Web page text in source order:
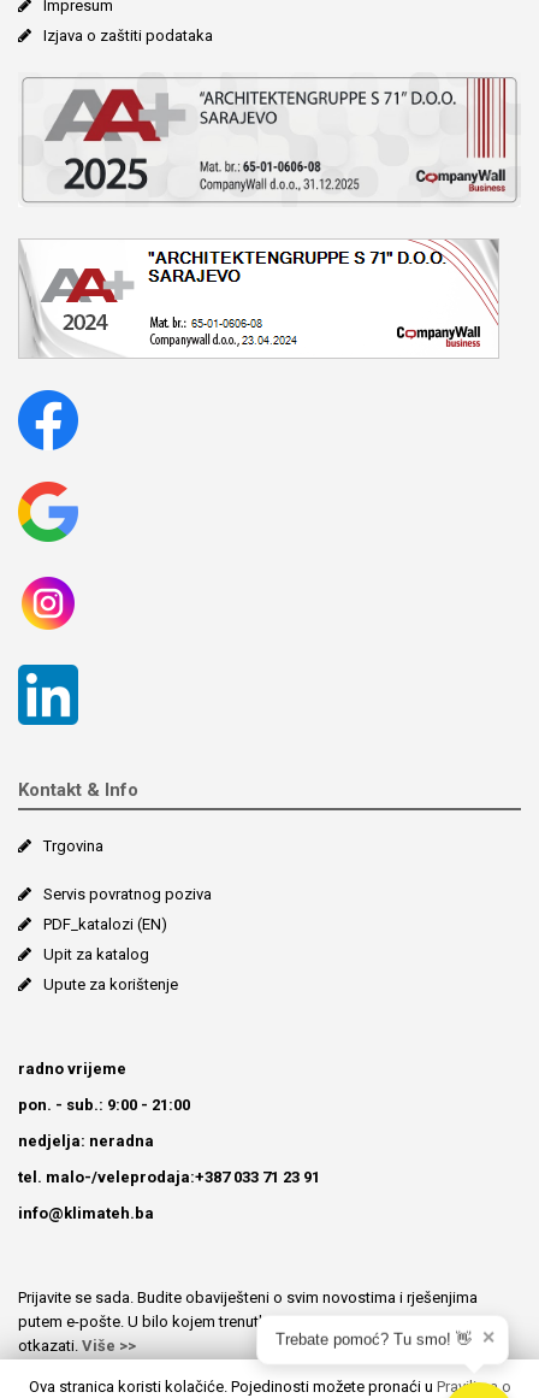
Impresum
Izjava o zaštiti podataka
Kontakt & Info
Trgovina
Servis povratnog poziva
PDF_katalozi (EN)
Upit za katalog
Upute za korištenje
radno vrijeme
pon. - sub.: 9:00 - 21:00
nedjelja: neradna
tel. malo-/veleprodaja:+387 033 71 23 91
info@klimateh.ba
Prijavite se sada. Budite obaviješteni o svim novostima i rješenjima
putem e-pošte. U bilo kojem trenutku možete prijavu besplatno
otkazati. Više >>
Ova stranica koristi kolačiće. Pojedinosti možete pronaći u Pravilima o
Trebate pomoć? Tu smo! 👋 ✕